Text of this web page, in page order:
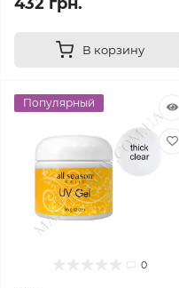
В корзину
Популярный
0